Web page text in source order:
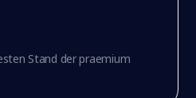
Stand der praemium